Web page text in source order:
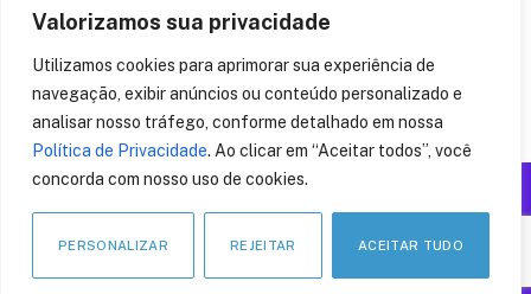
Valorizamos sua privacidade
Utilizamos cookies para aprimorar sua experiência de
navegação, exibir anúncios ou conteúdo personalizado e
analisar nosso tráfego, conforme detalhado em nossa
Política de Privacidade. Ao clicar em “Aceitar todos”, você
concorda com nosso uso de cookies.
PERSONALIZAR REJEITAR ACEITAR TUDO
© 2014CryptoID. Todos os direitos reservados.
LinkedIn
Facebook
Instagram
X